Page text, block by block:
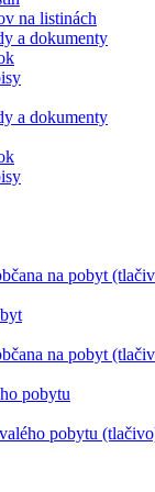
na listinách
a dokumenty
a dokumenty
na pobyt
na pobyt
pobytu
pobytu